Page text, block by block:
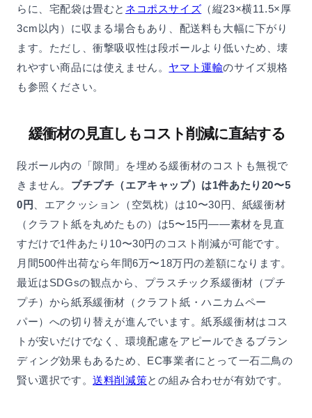
らに、宅配袋は畳むと ネコポスサイズ （縦23×横11.5×厚
3cm以内）に収まる場合もあり、配送料も大幅に下がり
ます。ただし、衝撃吸収性は段ボールより低いため、壊
れやすい商品には使えません。 ヤマト運輸のサイズ規格
も参照ください。
緩衝材の見直しもコスト削減に直結する
段ボール内の「隙間」を埋める緩衝材のコストも無視で
きません。 プチプチ（エアキャップ）は1件あたり20〜5
0円
、エアクッション（空気枕）は10〜30円、紙緩衝材
（クラフト紙を丸めたもの）は5〜15円——素材を見直
すだけで1件あたり10〜30円のコスト削減が可能です。
月間500件出荷なら年間6万〜18万円の差額になります。
最近はSDGsの観点から、プラスチック系緩衝材（プチ
プチ）から紙系緩衝材（クラフト紙・ハニカムペー
パー）への切り替えが進んでいます。紙系緩衝材はコス
トが安いだけでなく、環境配慮をアピールできるブラン
ディング効果もあるため、EC事業者にとって一石二鳥の
賢い選択です。送料削減策との組み合わせが有効です。